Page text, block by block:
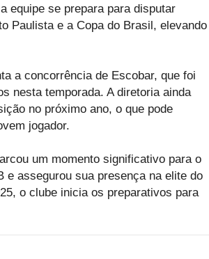
equipe se prepara para disputar
Paulista e a Copa do Brasil, elevando
a concorrência de Escobar, que foi
nesta temporada. A diretoria ainda
no próximo ano, o que pode
jogador.
um momento significativo para o
e assegurou sua presença na elite do
o clube inicia os preparativos para